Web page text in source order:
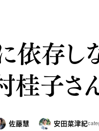
依存し
子さん
佐藤慧 安田菜津紀